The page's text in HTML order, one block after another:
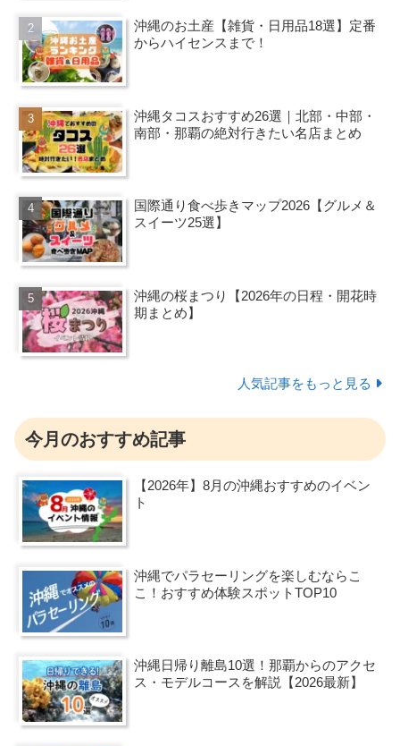
沖縄のお土産【雑貨・日用品18選】定番
からハイセンスまで！
沖縄タコスおすすめ26選｜北部・中部・
南部・那覇の絶対行きたい名店まとめ
国際通り食べ歩きマップ2026【グルメ＆
スイーツ25選】
沖縄の桜まつり【2026年の日程・開花時
期まとめ】
人気記事をもっと見る
今月のおすすめ記事
【2026年】8月の沖縄おすすめのイベン
ト
沖縄でパラセーリングを楽しむならこ
こ！おすすめ体験スポットTOP10
沖縄日帰り離島10選！那覇からのアクセ
ス・モデルコースを解説【2026最新】